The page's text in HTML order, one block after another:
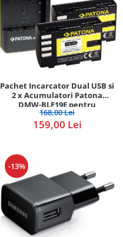
Pachet Incarcator Dual USB si
2 x Acumulatori Patona
DMW-BLF19E pentru
Panasonic Lumix DC-GH5
DMC-GH4
168,00 Lei
159,00 Lei
-13%